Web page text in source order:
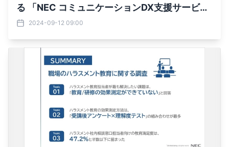
る 「NEC コミュニケーションDX支援サービ
ス」の販売を開始
2024-09-12 09:00